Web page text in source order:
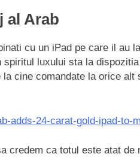
al Arab
cu un iPad pe care il au
luxului sta la
cine comandate la orice alt
credem ca totul este atat